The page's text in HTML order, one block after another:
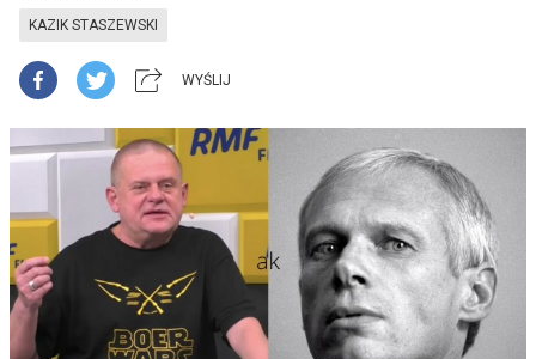
KAZIK STASZEWSKI
WYŚLIJ